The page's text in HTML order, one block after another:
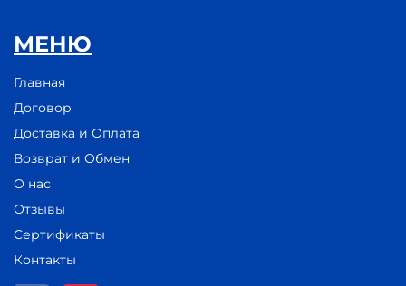
МЕНЮ
Главная
Договор
Доставка и Оплата
Возврат и Обмен
О нас
Отзывы
Сертификаты
Контакты